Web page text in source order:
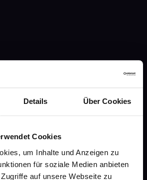
Details Über Cookies
Cookies
um Inhalte und Anzeigen zu
für soziale Medien anbieten
auf unsere Webseite zu